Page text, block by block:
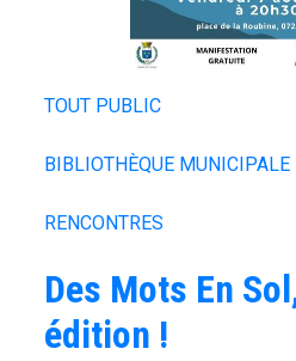
TOUT PUBLIC
BIBLIOTHÈQUE MUNICIPALE
RENCONTRES
Des Mots En
édition !